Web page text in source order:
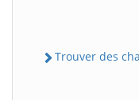
Trouver des